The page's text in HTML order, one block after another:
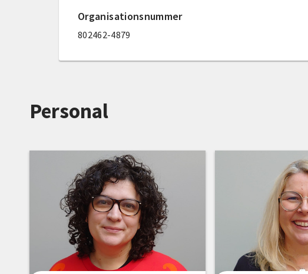
Organisationsnummer
802462-4879
Personal